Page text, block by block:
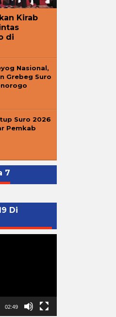
Kirab
di
Nasional,
Grebeg Suro
Suro 2026
Pemkab
7
Di
02:49